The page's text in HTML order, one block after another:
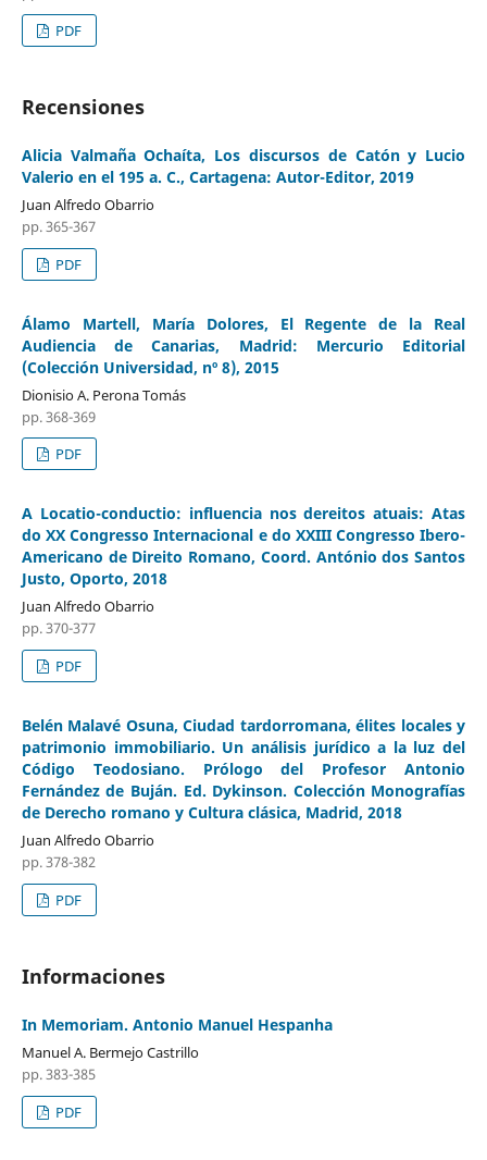
PDF
Recensiones
Alicia Valmaña Ochaíta, Los discursos de Catón y Lucio
Valerio en el 195 a. C., Cartagena: Autor-Editor, 2019
Juan Alfredo Obarrio
pp. 365-367
PDF
Álamo Martell, María Dolores, El Regente de la Real
Audiencia de Canarias, Madrid: Mercurio Editorial
(Colección Universidad, nº 8), 2015
Dionisio A. Perona Tomás
pp. 368-369
PDF
A Locatio-conductio: influencia nos dereitos atuais: Atas
do XX Congresso Internacional e do XXIII Congresso Ibero-
Americano de Direito Romano, Coord. António dos Santos
Justo, Oporto, 2018
Juan Alfredo Obarrio
pp. 370-377
PDF
Belén Malavé Osuna, Ciudad tardorromana, élites locales y
patrimonio immobiliario. Un análisis jurídico a la luz del
Código Teodosiano. Prólogo del Profesor Antonio
Fernández de Buján. Ed. Dykinson. Colección Monografías
de Derecho romano y Cultura clásica, Madrid, 2018
Juan Alfredo Obarrio
pp. 378-382
PDF
Informaciones
In Memoriam. Antonio Manuel Hespanha
Manuel A. Bermejo Castrillo
pp. 383-385
PDF